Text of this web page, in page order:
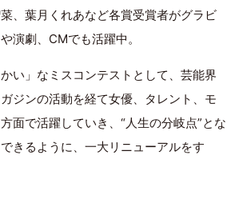
、葉月くれあなど各賞受賞者がグラビ
演劇、CMでも活躍中。
い」なミスコンテストとして、芸能界
ジンの活動を経て女優、タレント、モ
面で活躍していき、“人生の分岐点”とな
きるように、一大リニューアルをす